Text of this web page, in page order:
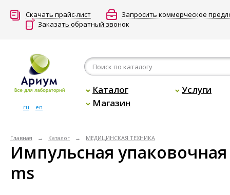
Скачать прайс-лист
Запросить коммерческое
Заказать обратный звонок
ru en
Каталог
Услуги
Магазин
Главная Каталог МЕДИЦИНСКАЯ ТЕХНИКА
Импульсная
ms